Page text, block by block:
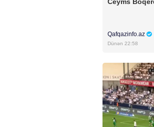
Qafqazinfo.az
Dünən 22:58